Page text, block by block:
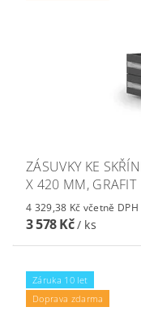
ZÁSUVKY KE
X 420 MM, GRAFIT
4 329,38 Kč včetně DPH
3 578 Kč/ ks
Záruka 10 let
Doprava zdarma